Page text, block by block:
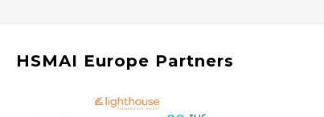
HSMAI Europe Partners